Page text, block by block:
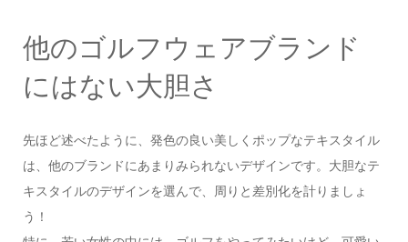
他のゴルフウェアブランド
にはない大胆さ
先ほど述べたように、発色の良い美しくポップなテキスタイル
は、他のブランドにあまりみられないデザインです。大胆なテ
キスタイルのデザインを選んで、周りと差別化を計りましょ
う！